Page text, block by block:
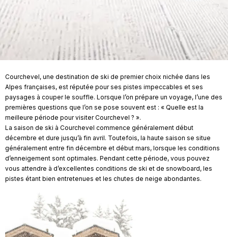
Courchevel, une destination de ski de premier choix nichée dans les
Alpes françaises, est réputée pour ses pistes impeccables et ses
paysages à couper le souffle. Lorsque l’on prépare un voyage, l’une des
premières questions que l’on se pose souvent est : « Quelle est la
meilleure période pour visiter Courchevel ? ».
La saison de ski à Courchevel commence généralement début
décembre et dure jusqu’à fin avril. Toutefois, la haute saison se situe
généralement entre fin décembre et début mars, lorsque les conditions
d’enneigement sont optimales. Pendant cette période, vous pouvez
vous attendre à d’excellentes conditions de ski et de snowboard, les
pistes étant bien entretenues et les chutes de neige abondantes.